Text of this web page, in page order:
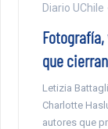
Diario UChile
que
Letizia
Charlotte
autores que